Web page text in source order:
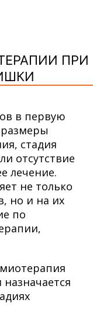
ПРИ
в первую
стадия
отсутствие
лечение.
не только
но и на их
по